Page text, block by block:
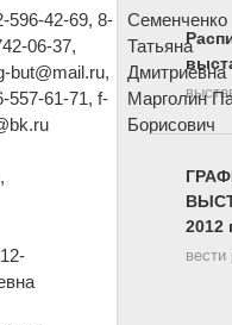
596-42-69, 8-
06-37,
but@mail.ru,
Семенченко
Татьяна
Дмитриевна
557-61-71, f-
Марголин
Борисович
2012
вести